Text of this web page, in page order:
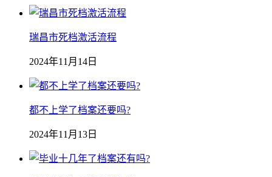
瑞昌市死档激活流程
2024年11月14日
都不上学了档案还要吗?
2024年11月13日